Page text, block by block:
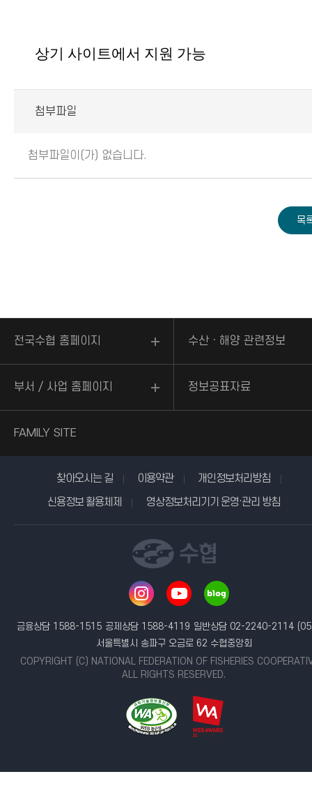
상기 사이트에서 지원 가능
첨부파일
첨부파일이(가) 없습니다.
전국수협 홈페이지 수산ㆍ해양 관련정보
부서 / 사업 홈페이지 정보공표자료
FAMILY SITE
찾아오시는 길 이용약관
개인정보처리방침
신용정보 활용체제
영상정보처리기기 운영·관리 방침
금융상담 1588-1515 공제상담 1588-4119 일반상담 02-2240-2114
서울특별시 송파구 오금로 62 수협중앙회
COPYRIGHT (C) NATIONAL FEDERATION OF FISHERIES
ALL RIGHTS RESERVED.